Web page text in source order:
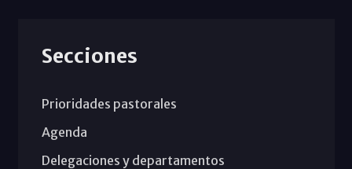
Secciones
Prioridades pastorales
Agenda
Delegaciones y departamentos